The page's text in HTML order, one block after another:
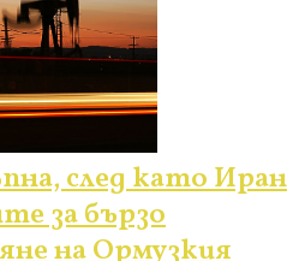
след като Иран
за бързо
на Ормузкия